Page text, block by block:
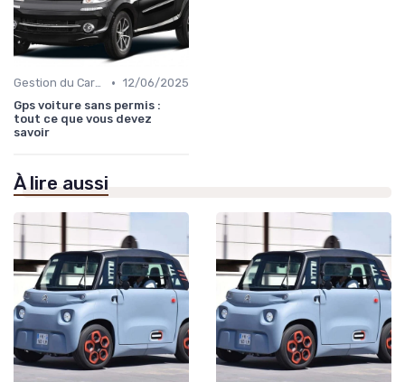
Gestion du Carburant et Entretien • 12/06/2025
Gps voiture sans permis :
tout ce que vous devez
savoir
À lire aussi